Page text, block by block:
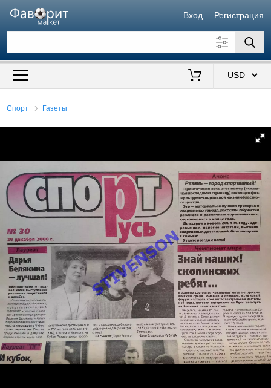
Вход Регистрация
Искать также в описании
Спорт Газеты